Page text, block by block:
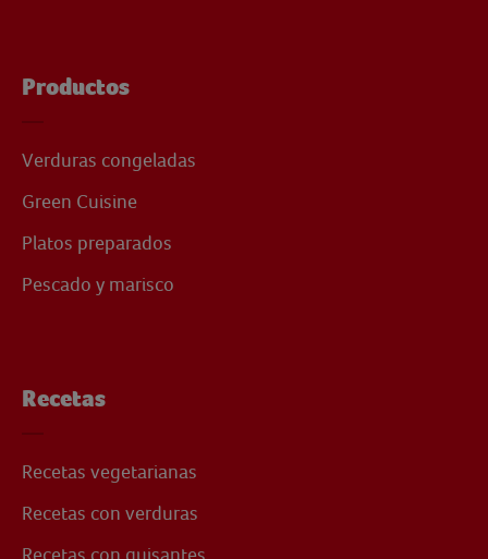
Productos
Verduras congeladas
Green Cuisine
Platos preparados
Pescado y marisco
Recetas
Recetas vegetarianas
Recetas con verduras
Recetas con guisantes